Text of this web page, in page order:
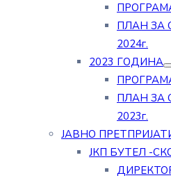
ПЛАН ЗА
2024г.
2023 ГОДИНА
ПЛАН ЗА
2023г.
ЈАВНО
ЈКП БУТЕЛ -